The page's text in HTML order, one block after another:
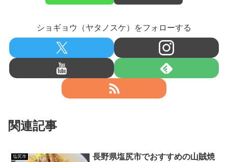
ショギョウ（ヤタノスケ）をフォローする
関連記事
塩尻市
長野県塩尻市でおすすめの山賊焼